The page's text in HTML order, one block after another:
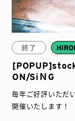
終了
ON/SiＮG
毎年ご好評いただ
開催いたします！